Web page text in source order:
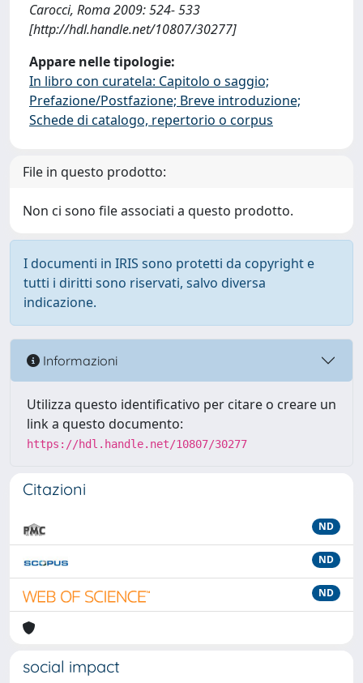
Carocci, Roma 2009: 524- 533
[http://hdl.handle.net/10807/30277]
Appare nelle tipologie:
In libro con curatela: Capitolo o saggio;
Prefazione/Postfazione; Breve introduzione;
Schede di catalogo, repertorio o corpus
File in questo prodotto:
Non ci sono file associati a questo prodotto.
I documenti in IRIS sono protetti da copyright e
tutti i diritti sono riservati, salvo diversa
indicazione.
Informazioni
Utilizza questo identificativo per citare o creare un
link a questo documento:
https://hdl.handle.net/10807/30277
Citazioni
ND
ND
ND
social impact